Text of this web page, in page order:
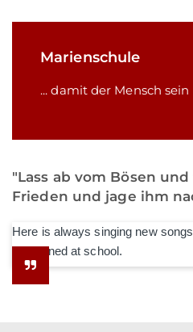
Marienschule
... damit der Mensch
"Lass ab vom Bösen
Frieden und jage ihm
Here is always singing new
he learned at school.